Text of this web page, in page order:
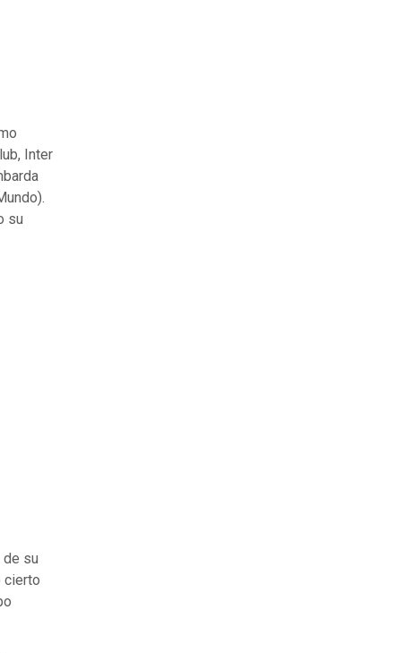
Inter
su
su
cierto